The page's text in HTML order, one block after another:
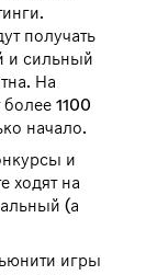
получать
и сильный
На
1100
начало.
и
ходят на
(а
игры